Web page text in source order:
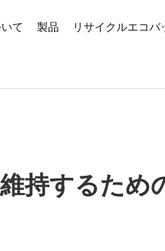
て 製品 リサイクルエコバ
持するた